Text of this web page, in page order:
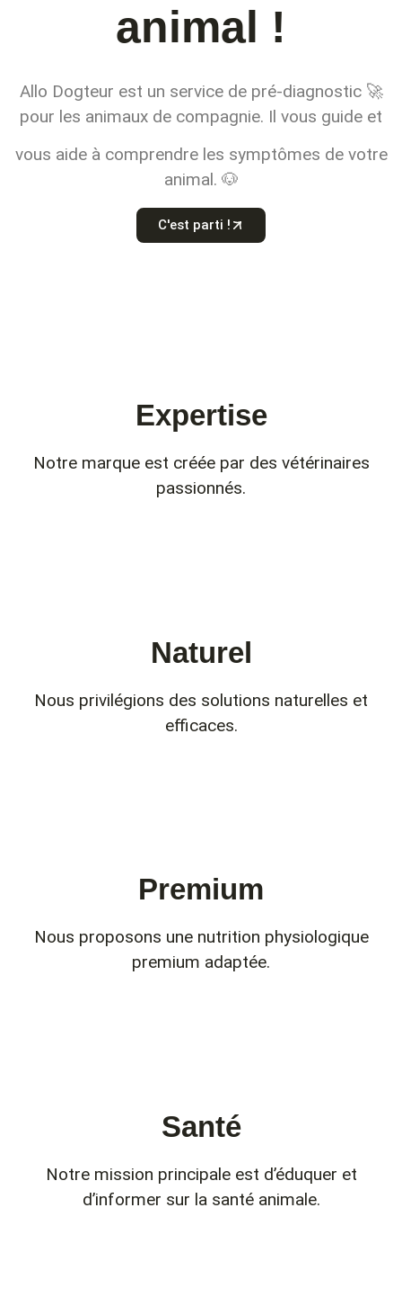
animal !
Allo Dogteur est un service de pré-diagnostic 🚀
pour les animaux de compagnie. Il vous guide et
vous aide à comprendre les symptômes de votre
animal. 🐶
C'est parti !
Expertise
Notre marque est créée par des vétérinaires
passionnés.
Naturel
Nous privilégions des solutions naturelles et
efficaces.
Premium
Nous proposons une nutrition physiologique
premium adaptée.
Sant é
Notre mission principale est d’éduquer et
d’informer sur la santé animale.